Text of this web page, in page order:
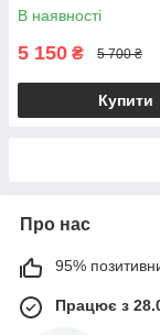
В наявності
5 150 ₴ 5 700 ₴
Купити
Про нас
95%
Працює з